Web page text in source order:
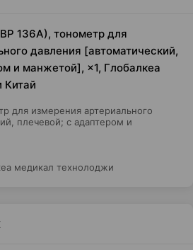
136A), тонометр для
давления [автоматический,
и манжетой], ×1, Глобалкеа
Китай
для измерения артериального
плечевой; с адаптером и
медикал технолоджи